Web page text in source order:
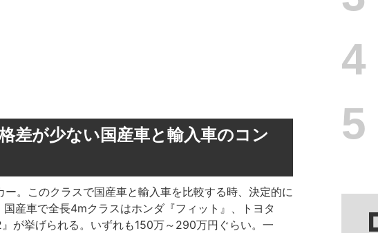
差が少ない国産車と輸入車のコン
。このクラスで国産車と輸入車を比較する時、決定的に
産車で全長4mクラスはホンダ『フィット』、トヨタ
が挙げられる。いずれも150万～290万円ぐらい。一